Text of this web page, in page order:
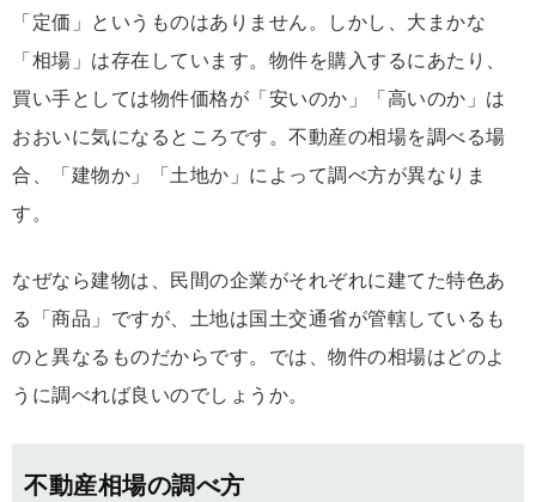
「定価」というものはありません。しかし、大まかな
「相場」は存在しています。物件を購入するにあたり、
買い手としては物件価格が「安いのか」「高いのか」は
おおいに気になるところです。不動産の相場を調べる場
合、「建物か」「土地か」によって調べ方が異なりま
す。
なぜなら建物は、民間の企業がそれぞれに建てた特色あ
る「商品」ですが、土地は国土交通省が管轄しているも
のと異なるものだからです。では、物件の相場はどのよ
うに調べれば良いのでしょうか。
不動産相場の調べ方